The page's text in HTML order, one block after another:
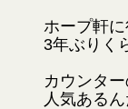
ホープ軒
3年ぶりく
カウンタ
人気ある